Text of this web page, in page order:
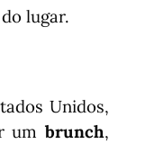
lugar.
Unidos,
um brunch,